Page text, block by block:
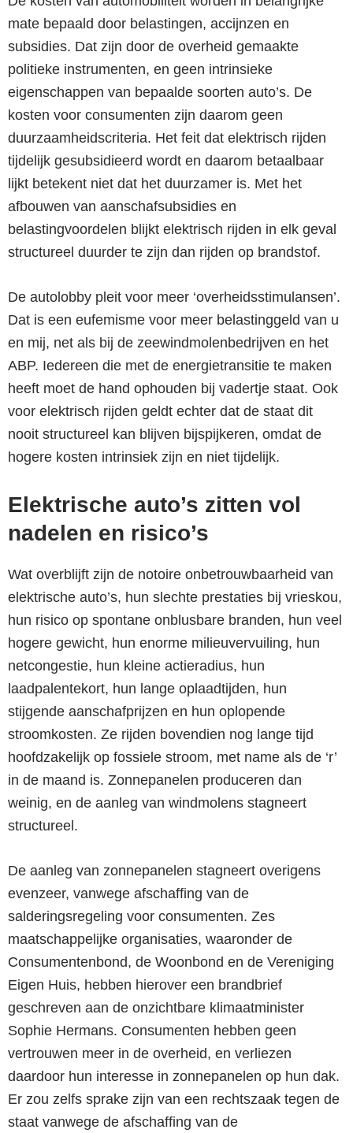
mate bepaald door belastingen, accijnzen en
subsidies. Dat zijn door de overheid gemaakte
politieke instrumenten, en geen intrinsieke
eigenschappen van bepaalde soorten auto’s. De
kosten voor consumenten zijn daarom geen
duurzaamheidscriteria. Het feit dat elektrisch rijden
tijdelijk gesubsidieerd wordt en daarom betaalbaar
lijkt betekent niet dat het duurzamer is. Met het
afbouwen van aanschafsubsidies en
belastingvoordelen blijkt elektrisch rijden in elk geval
structureel duurder te zijn dan rijden op brandstof.
De autolobby pleit voor meer ‘overheidsstimulansen’.
Dat is een eufemisme voor meer belastinggeld van u
en mij, net als bij de zeewindmolenbedrijven en het
ABP. Iedereen die met de energietransitie te maken
heeft moet de hand ophouden bij vadertje staat. Ook
voor elektrisch rijden geldt echter dat de staat dit
nooit structureel kan blijven bijspijkeren, omdat de
hogere kosten intrinsiek zijn en niet tijdelijk.
Elektrische auto’s zitten vol
nadelen en risico’s
Wat overblijft zijn de notoire onbetrouwbaarheid van
elektrische auto’s, hun slechte prestaties bij vrieskou,
hun risico op spontane onblusbare branden, hun veel
hogere gewicht, hun enorme milieuvervuiling, hun
netcongestie, hun kleine actieradius, hun
laadpalentekort, hun lange oplaadtijden, hun
stijgende aanschafprijzen en hun oplopende
stroomkosten. Ze rijden bovendien nog lange tijd
hoofdzakelijk op fossiele stroom, met name als de ‘r’
in de maand is. Zonnepanelen produceren dan
weinig, en de aanleg van windmolens stagneert
structureel.
De aanleg van zonnepanelen stagneert overigens
evenzeer, vanwege afschaffing van de
salderingsregeling voor consumenten. Zes
maatschappelijke organisaties, waaronder de
Consumentenbond, de Woonbond en de Vereniging
Eigen Huis, hebben hierover een brandbrief
geschreven aan de onzichtbare klimaatminister
Sophie Hermans. Consumenten hebben geen
vertrouwen meer in de overheid, en verliezen
daardoor hun interesse in zonnepanelen op hun dak.
Er zou zelfs sprake zijn van een rechtszaak tegen de
staat vanwege de afschaffing van de